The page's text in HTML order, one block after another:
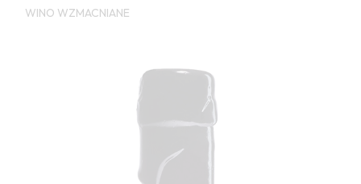
WINO WZMACNIANE